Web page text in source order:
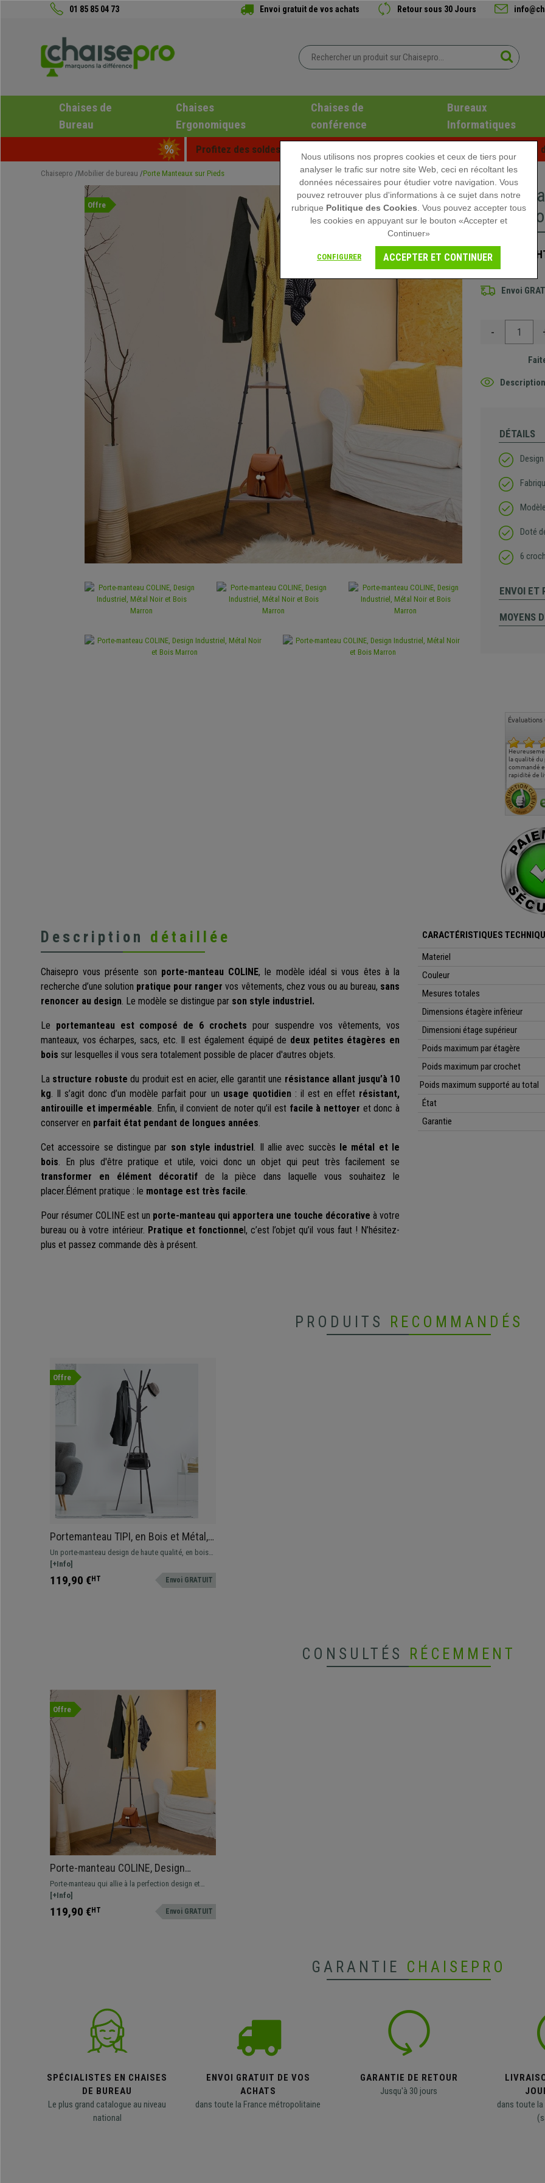
01 85 85 04 73 Envoi gratuit de vos achats Retour sous 30 Jours
Chaises de
Bureau
Chaises
Ergonomiques
Chaises de
conférence
Bureaux
Informatiques
Profitez des soldes d'été chez Chaisepro ! Des réductions exclusives pour une
Chaisepro Mobilier de bureau Porte Manteaux sur Pieds
Offre
Porte-
Métal
119,90 €
Envoi
-
DÉTAILS
Doté
6
ENVOI ET
MOYENS
Évaluations
la qualité
commandé
rapidité de
Description détaillée
Chaisepro vous présente son porte-manteau COLINE, le modèle idéal si vous êtes à la
recherche d’une solution pratique pour ranger vos vêtements, chez vous ou au bureau, sans
renoncer au design. Le modèle se distingue par son style industriel.
Le portemanteau est composé de 6 crochets pour suspendre vos vêtements, vos
manteaux, vos écharpes, sacs, etc. Il est également équipé de deux petites étagères en
bois sur lesquelles il vous sera totalement possible de placer d'autres objets.
La structure robuste du produit est en acier, elle garantit une résistance allant jusqu’à 10
kg. Il s’agit donc d’un modèle parfait pour un usage quotidien: il est en effet résistant,
antirouille et imperméable. Enfin, il convient de noter qu’il est facile à nettoyer et donc à
conserver en parfait état pendant de longues années.
Cet accessoire se distingue par son style industriel. Il allie avec succès le métal et le
bois. En plus d'être pratique et utile, voici donc un objet qui peut très facilement se
transformer en élément décoratifde la pièce dans laquelle vous souhaitez le
placer.Élément pratique : le montage est très facile.
Pour résumer COLINE est un porte-manteau qui apportera une touche décorative à votre
bureau ou à votre intérieur. Pratique et fonctionnel, c’est l’objet qu’il vous faut ! N’hésitez-
plus et passez commande dès à présent.
CARACTÉRISTIQUES
Materiel
Couleur
Mesures totales
Dimensions étagère infèrieur
Dimensioni étage supérieur
Poids maximum par étagère
Poids maximum par crochet
Poids maximum supporté au total
État
Garantie
PRODUITS RECOMMANDÉS
Offre
Portemanteau TIPI, en Bois et Métal,
45x45x180 cm, Noir
Un porte-manteau design de haute qualité, en bois
et métal : praticité et fonctionnalité pour votre
bureau.
[+Info]
119,90 €HT Envoi GRATUIT
CONSULTÉS RÉCEMMENT
Offre
Porte-manteau COLINE, Design
Industriel, Métal Noir et Bois Marron
Porte-manteau qui allie à la perfection design et
praticité. Parfait pour apporter une touche de style à
votre bureau ou intérieur.
[+Info]
119,90 €HT Envoi GRATUIT
GARANTIE CHAISEPRO
SPÉCIALISTES EN CHAISES
DE BUREAU
Le plus grand catalogue au niveau
national
ENVOI GRATUIT DE VOS
ACHATS
dans toute la France métropolitaine
GARANTIE DE RETOUR
Jusqu'à 30 jours
dans toute
Nous utilisons nos propres cookies et ceux de tiers pour
analyser le trafic sur notre site Web, ceci en récoltant les
données nécessaires pour étudier votre navigation. Vous
pouvez retrouver plus d'informations à ce sujet dans notre
rubrique Politique des Cookies . Vous pouvez accepter tous
les cookies en appuyant sur le bouton «Accepter et
Continuer»
CONFIGURER ACCEPTER ET CONTINUER